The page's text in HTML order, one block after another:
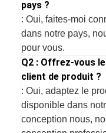
pays ?
: Oui, faites-moi
dans notre pays,
pour vous.
Q2 : Offrez-vous
client de produit ?
: Oui, adaptez le
disponible dans
conception nous,